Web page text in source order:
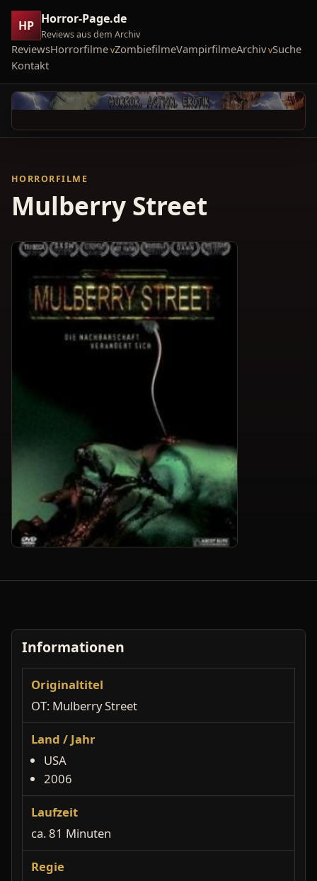
HP Horror-Page.de
Reviews aus dem Archiv
ReviewsHorrorfilme ZombiefilmeVampirfilmeArchiv Suche
Kontakt
HORRORFILME
Mulberry Street
Informationen
Originaltitel
OT: Mulberry Street
Land / Jahr
USA
2006
Laufzeit
ca. 81 Minuten
Regie